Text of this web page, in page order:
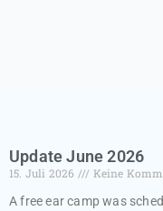
Update June 2026
15. Juli 2026
Keine
A free ear camp was